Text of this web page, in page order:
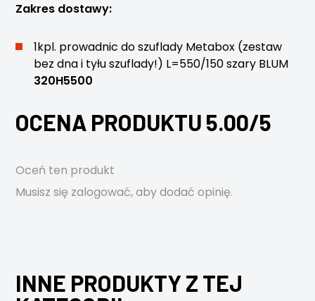
Zakres dostawy:
1kpl. prowadnic do szuflady Metabox (zestaw
bez dna i tyłu szuflady!) L=550/150 szary BLUM
320H5500
OCENA PRODUKTU 5.00/5
Oceń ten produkt
Musisz się zalogować, aby dodać opinię.
INNE PRODUKTY Z TEJ